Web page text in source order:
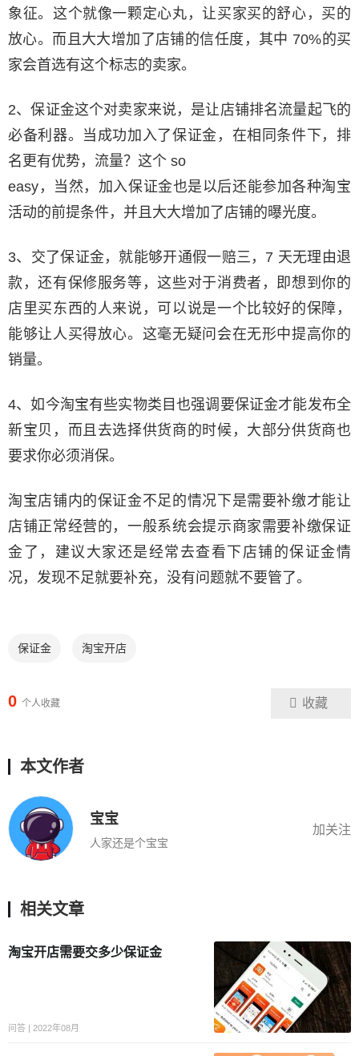
象征。这个就像一颗定心丸，让买家买的舒心，买的
放心。而且大大增加了店铺的信任度，其中 70%的买
家会首选有这个标志的卖家。
2、保证金这个对卖家来说，是让店铺排名流量起飞的
必备利器。当成功加入了保证金，在相同条件下，排
名更有优势，流量？这个 so
easy，当然，加入保证金也是以后还能参加各种淘宝
活动的前提条件，并且大大增加了店铺的曝光度。
3、交了保证金，就能够开通假一赔三，7 天无理由退
款，还有保修服务等，这些对于消费者，即想到你的
店里买东西的人来说，可以说是一个比较好的保障，
能够让人买得放心。这毫无疑问会在无形中提高你的
销量。
4、如今淘宝有些实物类目也强调要保证金才能发布全
新宝贝，而且去选择供货商的时候，大部分供货商也
要求你必须消保。
淘宝店铺内的保证金不足的情况下是需要补缴才能让
店铺正常经营的，一般系统会提示商家需要补缴保证
金了，建议大家还是经常去查看下店铺的保证金情
况，发现不足就要补充，没有问题就不要管了。
保证金 淘宝开店
0 个人收藏 收藏
本文作者
宝宝
人家还是个宝宝
加关注
相关文章
淘宝开店需要交多少保证金
问答 | 2022年08月